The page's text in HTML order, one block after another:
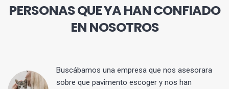
PERSONAS QUE YA HAN CONFIADO
EN NOSOTROS
Buscábamos una empresa que nos asesorara
sobre que pavimento escoger y nos han